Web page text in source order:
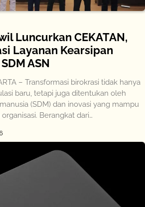
Luncurkan CEKATAN,
Layanan Kearsipan
ASN
– Transformasi birokrasi tidak hanya
baru, tetapi juga ditentukan oleh
(SDM) dan inovasi yang mampu
Berangkat dari…